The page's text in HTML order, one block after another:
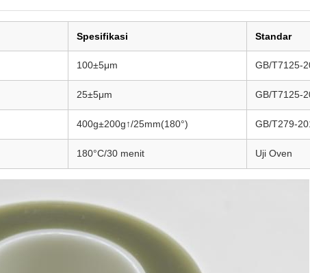
Spesifikasi Standar
100±5μm GB/T7125-
25±5μm GB/T7125-
400g±200g↑/25mm(180°) GB/T279-
180°C/30 menit Uji Oven